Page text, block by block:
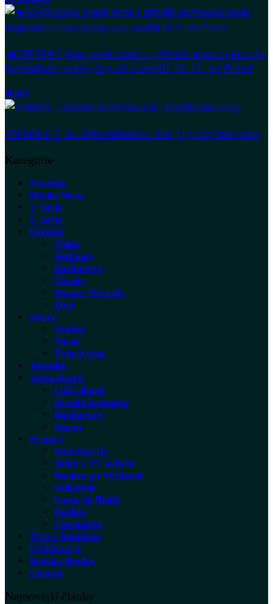
🔥ZRÁDCI jsou mezi námi a přináší osmou epizodu
legendární reality hry už v neděli 10. 11. na Primě
Další
ZRÁDCI │ Za Křivoklátskou Zdí │rychlý fan song
Kategorie
Novinky
Média News
1. Série
2. Série
Formát
Videa
Podcasty
Rozhovory
Články
Meme / Parodie
Živě
Hráči
Zrádci
Věrní
Tvůrčí tým
Youtube
Vojta Kotek
Liščí doupě
Hradní komnata
Rozhovory
Recap
Prima+
Detektor lži
Tohle v TV nebylo
Reakce po Vyřazení
Odhalení
Cesta do finále
Reakce
Upoutávky
Živě s Tuňákem
EXTRA.CZ
Brdská Houba
Ostatní
Nejnovější články